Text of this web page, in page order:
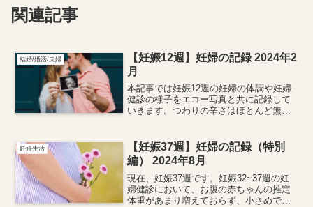
関連記事
結婚/婚活/夫婦
【妊娠12週】妊婦の記録 2024年2
月
本記事では妊娠12週の妊婦の体調や妊婦
健診の様子をエコー写真と共に記録して
いきます。つわりの辛さはほとんど無く
あるさっぱりしたものが食べたくなるな
ど妊婦特有の傾向が見られました。
妊婦生活
【妊娠37週】妊婦の記録（特別
編） 2024年8月
現在、妊娠37週です。妊娠32~37週の妊
婦健診において、お腹の赤ちゃんの推定
体重があまり増えておらず、小さめであ